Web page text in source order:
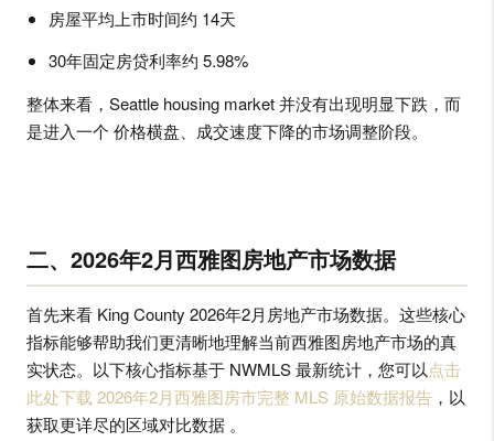
房屋平均上市时间约 14天
30年固定房贷利率约 5.98%
整体来看，Seattle housing market 并没有出现明显下跌，而
是进入一个 价格横盘、成交速度下降的市场调整阶段。
二、2026年2月西雅图房地产市场数据
首先来看 King County 2026年2月房地产市场数据。这些核心
指标能够帮助我们更清晰地理解当前西雅图房地产市场的真
实状态。 以下核心指标基于 NWMLS 最新统计，您可以点击
此处下载 2026年2月西雅图房市完整 MLS 原始数据报告 ，以
获取更详尽的区域对比数据 。